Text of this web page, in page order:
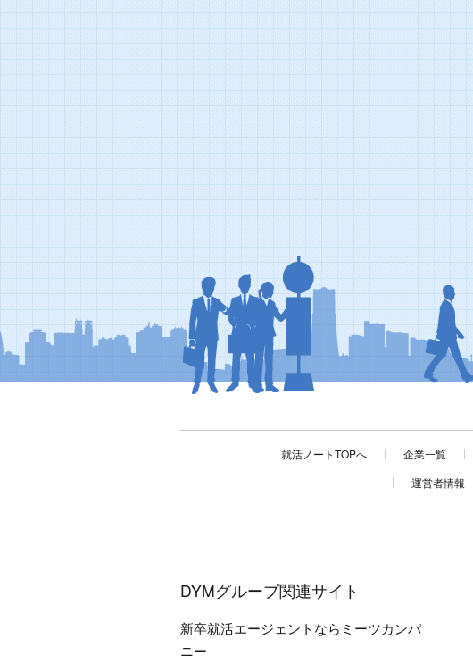
就活ノートTOPへ 企業一覧
運営者情報
DYMグループ関連サイト
新卒就活エージェントならミーツカンパ
ニー